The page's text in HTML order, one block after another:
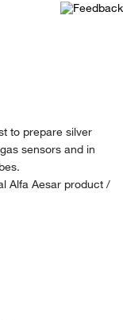
to prepare silver
sensors and in
Alfa Aesar product /